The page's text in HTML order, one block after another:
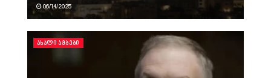
06/14/2025
ᲐᲮᲐᲚᲘ ᲐᲛᲑᲔᲑᲘ